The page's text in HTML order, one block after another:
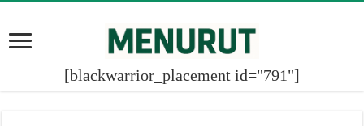
[blackwarrior_placement id="791"]